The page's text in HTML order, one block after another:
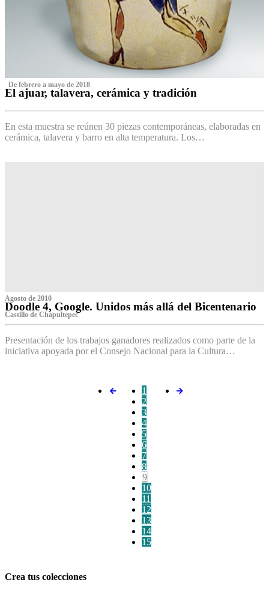
‌ De febrero a mayo de 2018
El ajuar, talavera, cerámica y tradición
En esta muestra se reúnen 30 piezas contemporáneas, elaboradas en
cerámica, talavera y barro en alta temperatura. Los…
Agosto de 2010
Doodle 4, Google. Unidos más allá del Bicentenario
Castillo de Chapultepec
Presentación de los trabajos ganadores realizados como parte de la
iniciativa apoyada por el Consejo Nacional para la Cultura…
1
2
3
4
5
6
7
8
9
10
11
12
13
14
15
Crea tus colecciones